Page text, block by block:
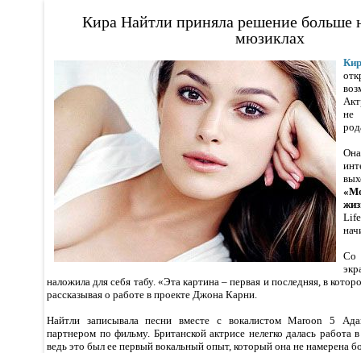
Кира Найтли приняла решение больше
мюзиклах
не
Со
наложила для себя табу. «Эта картина – первая и последняя, в
рассказывая о работе в проекте Джона Карни.
Найтли записывала песни вместе с вокалистом Maroon 5
партнером по фильму. Британской актрисе нелегко далась работа
ведь это был ее первый вокальный опыт, который она не намерена